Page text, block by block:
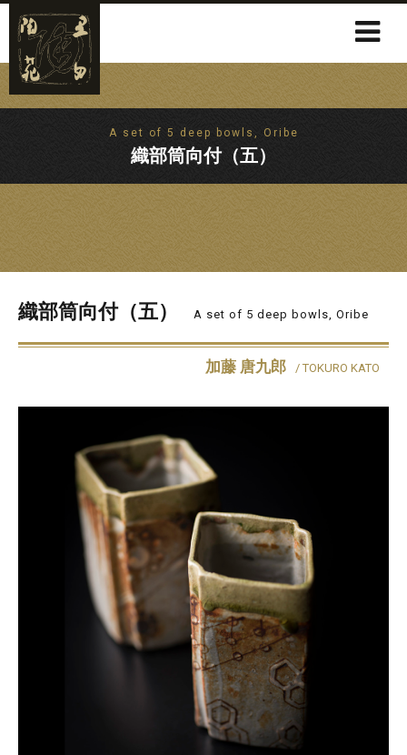
A set of 5 deep bowls, Oribe
織部筒向付（五）
織部筒向付（五） A set of 5 deep bowls, Oribe
加藤 唐九郎 / TOKURO KATO